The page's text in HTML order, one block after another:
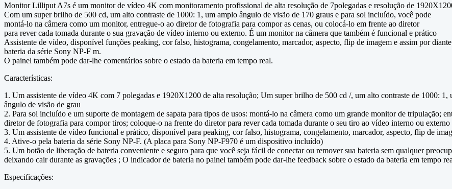
Monitor Lilliput A7s é um monitor de vídeo 4K com monitoramento profissional de alta resolução de 7polegadas e resolução de
Com um super brilho de 500 cd, um alto contraste de 1000: 1, um amplo ângulo de visão de 170 graus e para sol incluído, você pode
montá-lo na câmera como um monitor, entregue-o ao diretor de fotografia para compor as cenas, ou colocá-lo em frente ao diretor
para rever cada tomada durante o sua gravação de vídeo interno ou externo. É um monitor na câmera que também é funcional e prático
Assistente de vídeo, disponível funções peaking, cor falso, histograma, congelamento, marcador, aspecto, flip de imagem e assim por
bateria da série Sony NP-F m.
O painel também pode dar-lhe comentários sobre o estado da bateria em tempo real.
Características:
1. Um assistente de vídeo 4K com 7 polegadas e 1920X1200 de alta resolução; Um super brilho de 500 cd /, um alto contraste de 1000: 1,
ângulo de visão de grau
2. Para sol incluído e um suporte de montagem de sapata para tipos de usos: montá-lo na câmera como um grande monitor de tripulação;
diretor de fotografia para compor tiros; coloque-o na frente do diretor para rever cada tomada durante o seu tiro ao vídeo interno ou externo
3. Um assistente de vídeo funcional e prático, disponível para peaking, cor falso, histograma, congelamento, marcador, aspecto, flip de
4. Ative-o pela bateria da série Sony NP-F. (A placa para Sony NP-F970 é um dispositivo incluído)
5. Um botão de liberação de bateria conveniente e seguro para que você seja fácil de conectar ou remover sua bateria sem qualquer
deixando cair durante as gravações ; O indicador de bateria no painel também pode dar-lhe feedback sobre o estado da bateria em tempo
Especificações: